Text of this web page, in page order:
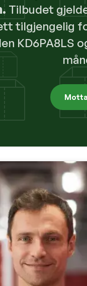
. Tilbudet
tilgjengelig
KD6PA8LS